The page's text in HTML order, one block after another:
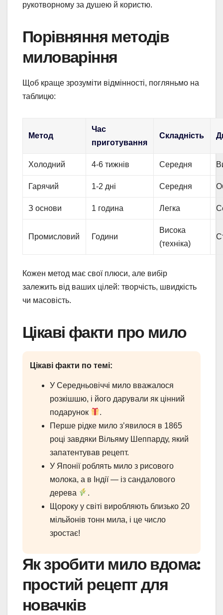
рукотворному за душею й користю.
Порівняння методів
миловаріння
Щоб краще зрозуміти відмінності, погляньмо на
таблицю:
Метод
Час
приготування
Складність
Холодний 4-6 тижнів Середня
Гарячий 1-2 дні Середня
З основи 1 година Легка
Промисловий Години
Висока
(техніка)
Кожен метод має свої плюси, але вибір
залежить від ваших цілей: творчість, швидкість
чи масовість.
Цікаві факти про мило
Цікаві факти по темі:
У Середньовіччі мило вважалося
розкішшю, і його дарували як цінний
подарунок
.
Перше рідке мило з’явилося в 1865
році завдяки Вільяму Шеппарду, який
запатентував рецепт.
У Японії роблять мило з рисового
молока, а в Індії — із сандалового
дерева
.
Щороку у світі виробляють близько 20
мільйонів тонн мила, і це число
зростає!
Як зробити мило вдома:
простий рецепт для
новачків